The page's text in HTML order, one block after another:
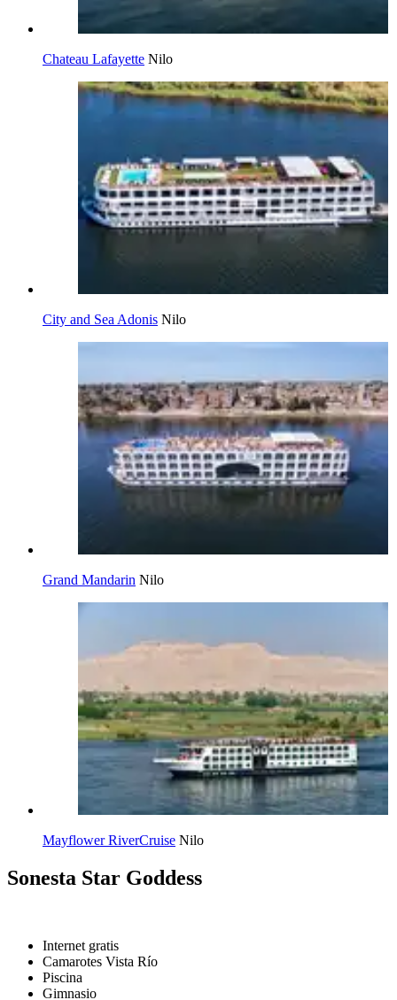
Chateau Lafayette Nilo
City and Sea Adonis Nilo
Grand Mandarin Nilo
Mayflower RiverCruise Nilo
Sonesta Star Goddess
Internet gratis
Camarotes Vista Río
Piscina
Gimnasio